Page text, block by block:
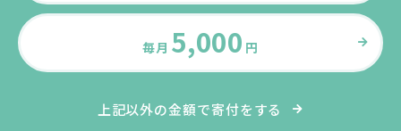
毎月 5,000 円
上記以外の金額で寄付をする